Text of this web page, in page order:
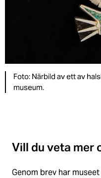
Foto: Närbild av ett av
museum.
Vill du veta mer
Genom brev har